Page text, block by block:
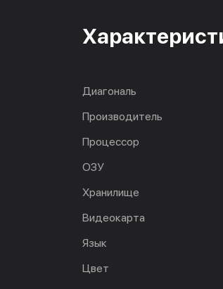
Диагональ
Производитель
Процессор
ОЗУ
Хранилище
Видеокарта
Язык
Цвет